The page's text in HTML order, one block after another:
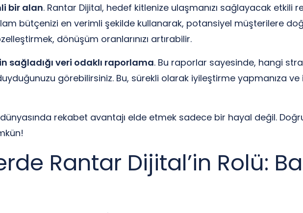
bir alan. Rantar Dijital, hedef kitlenize ulaşmanızı sağlayacak etkili
bütçenizi en verimli şekilde kullanarak, potansiyel müşterilere
dönüşüm oranlarınızı artırabilir.
sağladığı veri odaklı raporlama. Bu raporlar sayesinde, hangi
görebilirsiniz. Bu, sürekli olarak iyileştirme yapmanıza ve
rekabet avantajı elde etmek sadece bir hayal değil.
Rantar Dijital’in Rolü: